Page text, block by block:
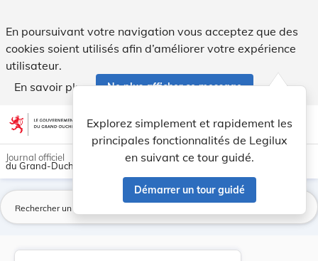
En poursuivant votre navigation vous acceptez que des
cookies soient utilisés afin d’améliorer votre expérience
utilisateur.
En savoir plus
Ne plus afficher ce message
Aller au contenu account_circle help Aide
Explorez simplement et rapidement les
principales fonctionnalités de Legilux
en suivant ce tour guidé.
Démarrer un tour guidé
light_mode dark_mode
Journal officiel
du Grand-Duché de Luxembourg